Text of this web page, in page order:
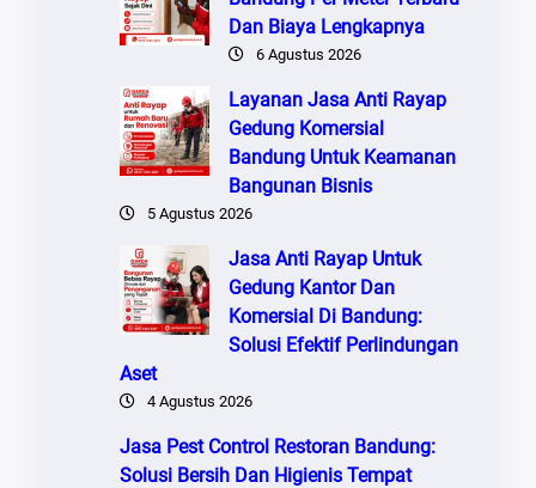
Dan Biaya Lengkapnya
6 Agustus 2026
Layanan Jasa Anti Rayap
Gedung Komersial
Bandung Untuk Keamanan
Bangunan Bisnis
5 Agustus 2026
Jasa Anti Rayap Untuk
Gedung Kantor Dan
Komersial Di Bandung:
Solusi Efektif Perlindungan
Aset
4 Agustus 2026
Jasa Pest Control Restoran Bandung:
Solusi Bersih Dan Higienis Tempat